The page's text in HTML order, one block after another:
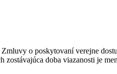
o poskytovaní verejne
doba viazanosti je